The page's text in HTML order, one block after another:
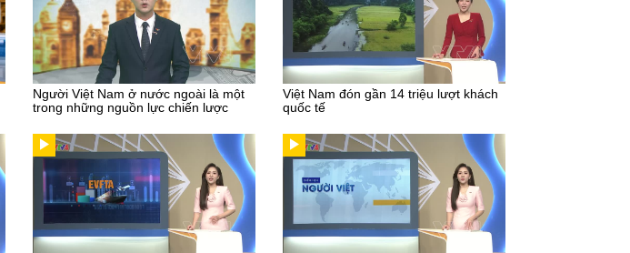
Người Việt Nam ở nước ngoài là một
trong những nguồn lực chiến lược
Việt Nam đón gần 14 triệu lượt khách
quốc tế